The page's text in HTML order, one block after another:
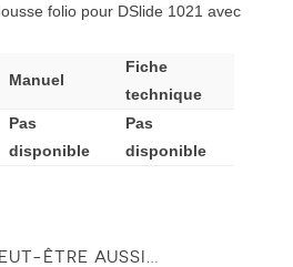
folio pour DSlide 1021 avec
Manuel
Fiche
technique
Pas
disponible
Pas
disponible
ÊTRE AUSSI…